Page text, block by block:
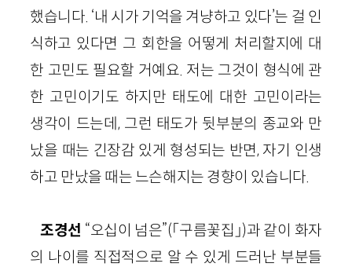
했습니다. ‘내 시가 기억을 겨냥하고 있다’는 걸 인
식하고 있다면 그 회한을 어떻게 처리할지에 대
한 고민도 필요할 거예요. 저는 그것이 형식에 관
한 고민이기도 하지만 태도에 대한 고민이라는
생각이 드는데, 그런 태도가 뒷부분의 종교와 만
났을 때는 긴장감 있게 형성되는 반면, 자기 인생
하고 만났을 때는 느슨해지는 경향이 있습니다.
조경선 “오십이 넘은”(「구름꽃집」)과 같이 화자
의 나이를 직접적으로 알 수 있게 드러난 부분들